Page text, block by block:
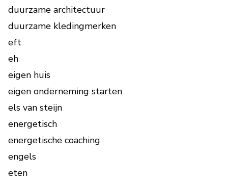
duurzame architectuur
duurzame kledingmerken
eft
eh
eigen huis
eigen onderneming starten
els van steijn
energetisch
energetische coaching
engels
eten